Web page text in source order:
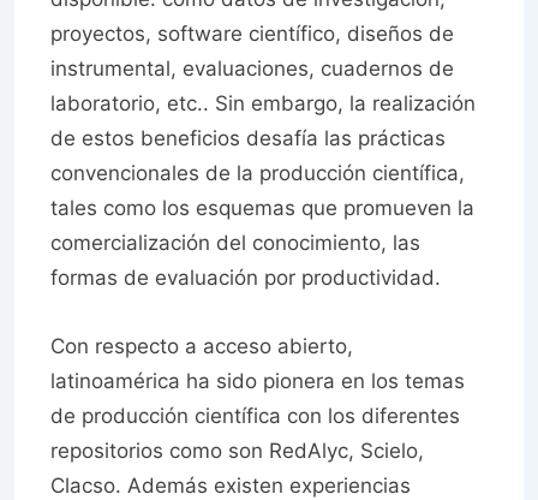
proyectos, software científico, diseños de
instrumental, evaluaciones, cuadernos de
laboratorio, etc.. Sin embargo, la realización
de estos beneficios desafía las prácticas
convencionales de la producción científica,
tales como los esquemas que promueven la
comercialización del conocimiento, las
formas de evaluación por productividad.
Con respecto a acceso abierto,
latinoamérica ha sido pionera en los temas
de producción científica con los diferentes
repositorios como son RedAlyc, Scielo,
Clacso. Además existen experiencias